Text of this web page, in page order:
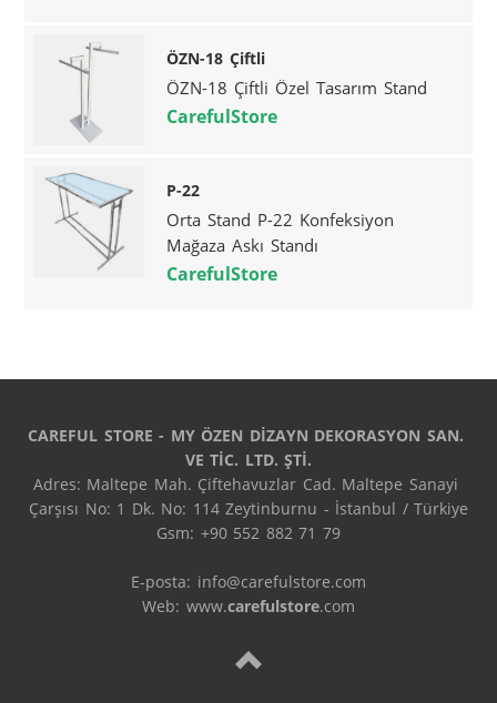
ÖZN-18 Çiftli
ÖZN-18 Çiftli Özel Tasarım Stand
CarefulStore
P-22
Orta Stand P-22 Konfeksiyon
Mağaza Askı Standı
CarefulStore
CAREFUL STORE - MY ÖZEN DİZAYN DEKORASYON SAN.
VE TİC. LTD. ŞTİ.
Adres: Maltepe Mah. Çiftehavuzlar Cad. Maltepe Sanayi
Çarşısı No: 1 Dk. No: 114 Zeytinburnu - İstanbul / Türkiye
Gsm: +90 552 882 71 79
E-posta: info@carefulstore.com
Web: www.carefulstore.com